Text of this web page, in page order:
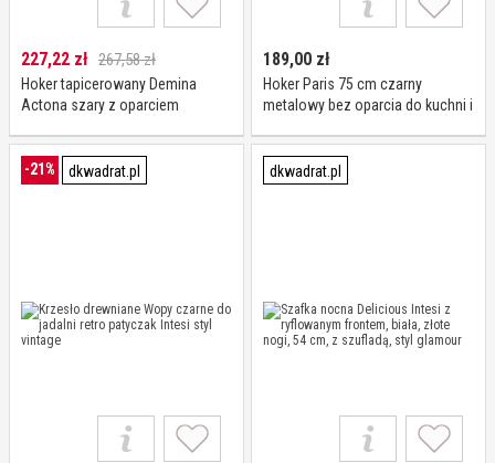
227,22 zł 267,58 zł
Hoker tapicerowany Demina
Actona szary z oparciem
67 cm
189,00 zł
Hoker Paris 75 cm czarny
metalowy bez oparcia do kuchni i
industrialny
-21%
dkwadrat.pl dkwadrat.pl